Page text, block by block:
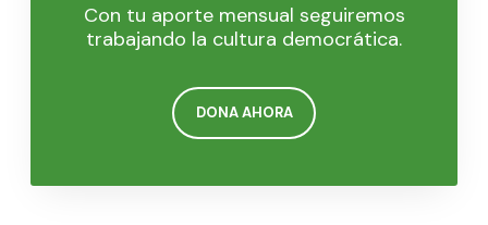
Con tu aporte mensual seguiremos
trabajando la cultura democrática.
DONA AHORA